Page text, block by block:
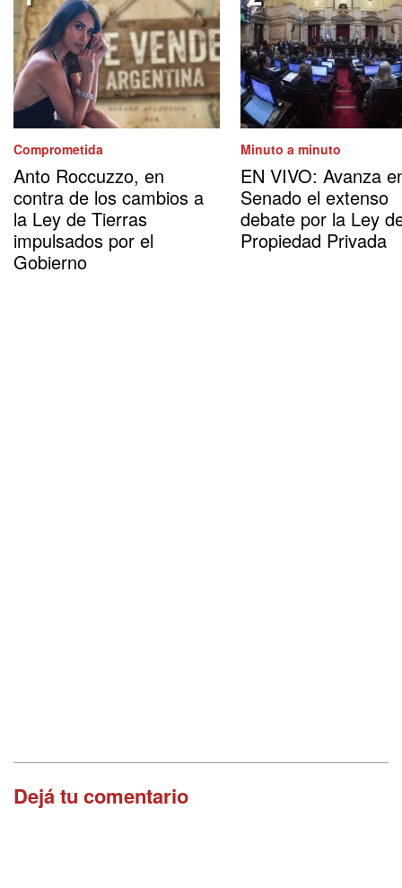
Comprometida
Anto Roccuzzo, en
contra de los cambios a
la Ley de Tierras
impulsados por el
Gobierno
Minuto a minuto
EN VIVO: Avanza
Senado el extenso
debate por la Ley
Propiedad Privada
Dejá tu comentario